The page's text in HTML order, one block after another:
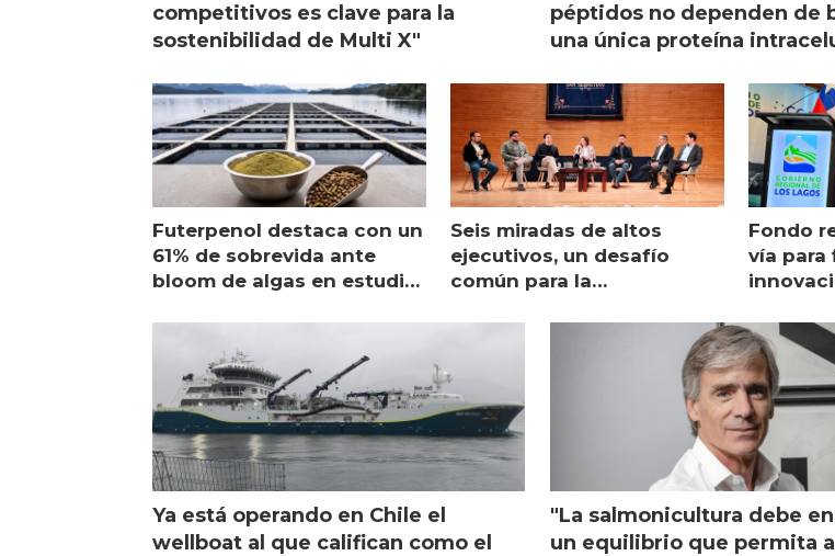
competitivos es clave para la
sostenibilidad de Multi X"
péptidos no dependen de
una única proteína
Futerpenol destaca con un
61% de sobrevida ante
bloom de algas en estudio
Seis miradas de altos
ejecutivos, un desafío
común para la
Fondo
vía para
Ya está operando en Chile el
wellboat al que califican como el
"La salmonicultura debe
un equilibrio que permita